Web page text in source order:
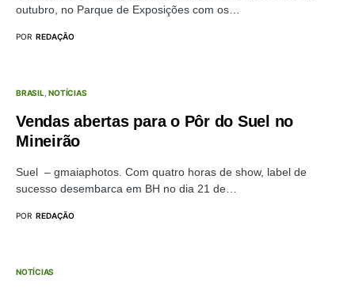
outubro, no Parque de Exposições com os…
POR REDAÇÃO
BRASIL NOTÍCIAS
Vendas abertas para o Pôr do Suel no
Mineirão
Suel – gmaiaphotos. Com quatro horas de show, label de
sucesso desembarca em BH no dia 21 de…
POR REDAÇÃO
NOTÍCIAS